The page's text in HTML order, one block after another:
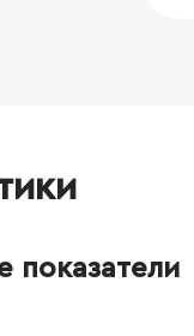
показатели